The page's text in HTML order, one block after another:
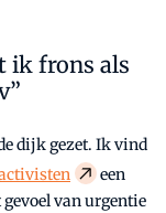
ik frons als
dijk gezet. Ik vind
een
van urgentie